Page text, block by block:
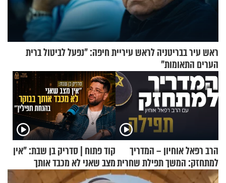
ראש עיר בבריטניה לראש עיריית חיפה: ״נפעל לביטול ברית
הערים התאומות״
הרב רפאל אוחיון – המדריך
למתחזק: המשך תפילת שחרית
מאשרי ועד עלינו
קוד פתוח | סדריק בן שבת: "אין
מצב שאני לא מכבד אותך
בבוקר בהנחת תפילין"